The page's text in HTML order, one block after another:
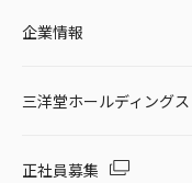
企業情報
三洋堂ホールディングス
正社員募集